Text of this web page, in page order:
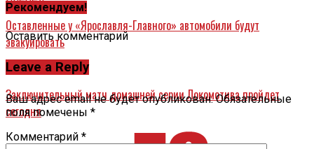
Оставленные у «Ярославля-Главного» автомобили будут
эвакуировать
Назад
Заключительный матч домашней серии Локомотива пройдет
сегодня
Рекомендуем!
Оставить комментарий
Leave a Reply
Ваш адрес email не будет опубликован. Обязательные
поля помечены *
Комментарий *